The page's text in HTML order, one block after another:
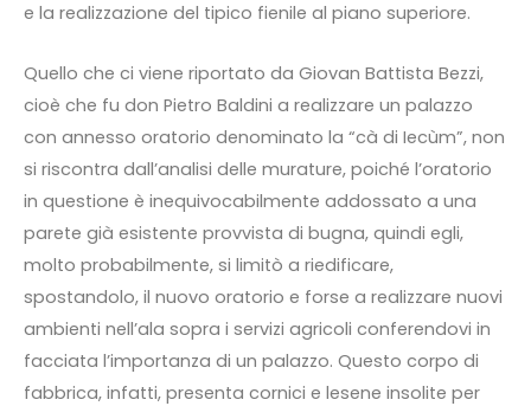
e la realizzazione del tipico fienile al piano superiore.
Quello che ci viene riportato da Giovan Battista Bezzi,
cioè che fu don Pietro Baldini a realizzare un palazzo
con annesso oratorio denominato la “cà di Iecùm”, non
si riscontra dall’analisi delle murature, poiché l’oratorio
in questione è inequivocabilmente addossato a una
parete già esistente provvista di bugna, quindi egli,
molto probabilmente, si limitò a riedificare,
spostandolo, il nuovo oratorio e forse a realizzare nuovi
ambienti nell’ala sopra i servizi agricoli conferendovi in
facciata l’importanza di un palazzo. Questo corpo di
fabbrica, infatti, presenta cornici e lesene insolite per